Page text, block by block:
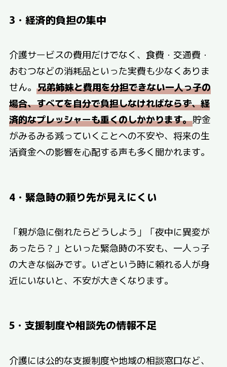
3・経済的負担の集中
介護サービスの費用だけでなく、食費・交通費・
おむつなどの消耗品といった実費も少なくありま
せん。 兄弟姉妹と費用を分担できない一人っ子の
場合、すべてを自分で負担しなければならず、経
済的なプレッシャーも重くのしかかります。貯金
がみるみる減っていくことへの不安や、将来の生
活資金への影響を心配する声も多く聞かれます。
4・緊急時の頼り先が見えにくい
「親が急に倒れたらどうしよう」「夜中に異変が
あったら？」といった緊急時の不安も、一人っ子
の大きな悩みです。いざという時に頼れる人が身
近にいないと、不安が大きくなります。
5・支援制度や相談先の情報不足
介護には公的な支援制度や地域の相談窓口など、